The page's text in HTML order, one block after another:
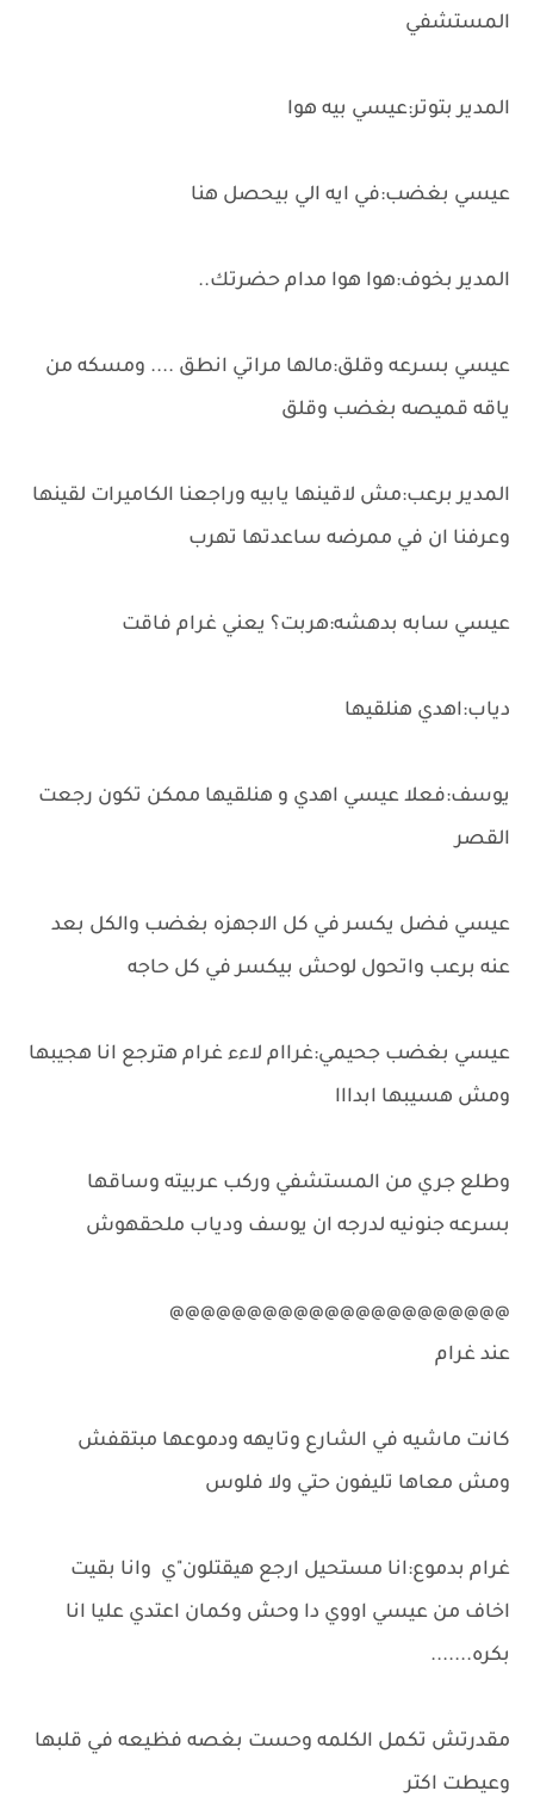
المستشفي
المدير بتوتر:عيسي بيه هوا
عيسي بغضب:في ايه الي بيحصل هنا
المدير بخوف:هوا هوا مدام حضرتك..
عيسي بسرعه وقلق:مالها مراتي انطق .... ومسكه من
ياقه قميصه بغضب وقلق
المدير برعب:مش لاقينها يابيه وراجعنا الكاميرات لقينها
وعرفنا ان في ممرضه ساعدتها تهرب
عيسي سابه بدهشه:هربت؟ يعني غرام فاقت
دياب:اهدي هنلقيها
يوسف:فعلا عيسي اهدي و هنلقيها ممكن تكون رجعت
القصر
عيسي فضل يكسر في كل الاجهزه بغضب والكل بعد
عنه برعب واتحول لوحش بيكسر في كل حاجه
عيسي بغضب جحيمي:غراام لاءء غرام هترجع انا هجيبها
ومش هسيبها ابدااا
وطلع جري من المستشفي وركب عربيته وساقها
بسرعه جنونيه لدرجه ان يوسف ودياب ملحقهوش
@@@@@@@@@@@@@@@@@@@@@@
عند غرام
كانت ماشيه في الشارع وتايهه ودموعها مبتقفش
ومش معاها تليفون حتي ولا فلوس
غرام بدموع:انا مستحيل ارجع هيقتلون"ي وانا بقيت
اخاف من عيسي اووي دا وحش وكمان اعتدي عليا انا
بكره.......
مقدرتش تكمل الكلمه وحست بغصه فظيعه في قلبها
وعيطت اكتر